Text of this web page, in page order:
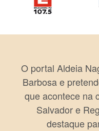
O portal Aldeia
Barbosa e
que acontece na
Salvador e
destaque